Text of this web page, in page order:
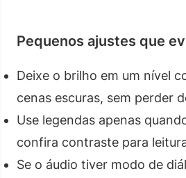
Pequenos ajustes que
Deixe o brilho em um nível
cenas escuras, sem perder
Use legendas apenas
confira contraste para
Se o áudio tiver modo de